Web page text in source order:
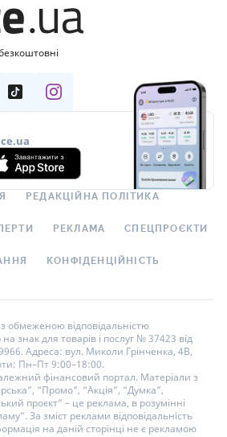
РЕДАКЦІЙНА ПОЛІТИКА
РЕКЛАМА СПЕЦПРОЄКТИ
КОНФІДЕНЦІЙНІСТЬ
обмеженою відповідальністю
знак для товарів і послуг № 37423 від
Адреса: вул. Миколи Грінченка, 4В,
Пн–Пт 9:00–18:00.
фінансовий портал. Матеріали з
“Промо”, “Акція”, “Думка”,
проєкт” – це реклама, в розумінні
За зміст реклами відповідальність
на даній сторінці не є рекламою